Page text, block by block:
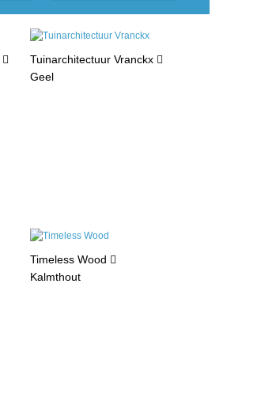
Tuinarchitectuur Vranckx
Geel
Timeless Wood
Kalmthout